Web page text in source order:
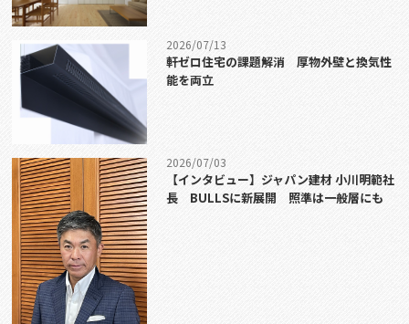
2026/07/13
軒ゼロ住宅の課題解消 厚物外壁と換気性
能を両立
2026/07/03
【インタビュー】ジャパン建材 小川明範社
長 BULLSに新展開 照準は一般層にも